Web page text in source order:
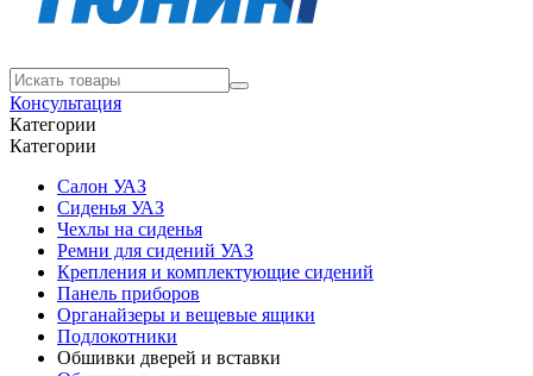
Консультация
Категории
Категории
Салон УАЗ
Сиденья УАЗ
Чехлы на сиденья
Ремни для сидений УАЗ
Крепления и комплектующие сидений
Панель приборов
Органайзеры и вещевые ящики
Подлокотники
Обшивки дверей и вставки